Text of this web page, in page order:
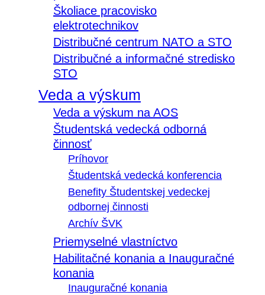
Školiace pracovisko
elektrotechnikov
Distribučné centrum NATO a STO
Distribučné a informačné stredisko
STO
Veda a výskum
Veda a výskum na AOS
Študentská vedecká odborná
činnosť
Príhovor
Študentská vedecká konferencia
Benefity Študentskej vedeckej
odbornej činnosti
Archív ŠVK
Priemyselné vlastníctvo
Habilitačné konania a Inauguračné
konania
Inauguračné konania